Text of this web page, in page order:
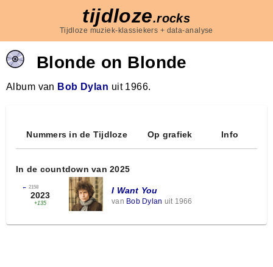
tijdloze.rocks
Tijdloze muziek-klassiekers + data-analyse
Blonde on Blonde
Album van Bob Dylan uit 1966.
Nummers in de Tijdloze Op grafiek Info
In de countdown van 2025
← 2158
2023
+135
I Want You
van Bob Dylan uit 1966